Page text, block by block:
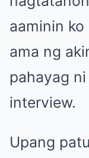
aaminin ko
ama ng
pahayag
interview.
Upang